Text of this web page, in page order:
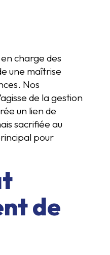
charge des
une maîtrise
Nos
de la gestion
un lien de
sacrifiée au
pour
de